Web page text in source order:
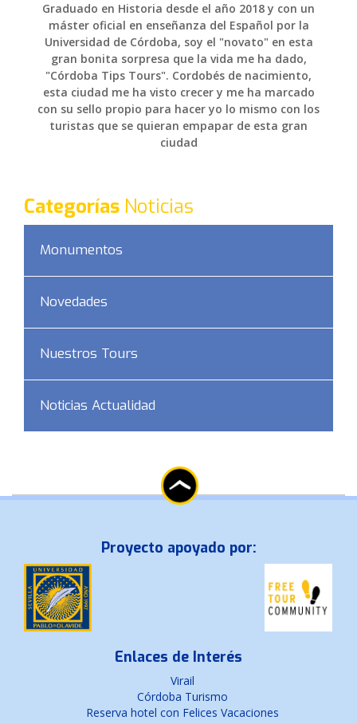
Graduado en Historia desde el año 2018 y con un
máster oficial en enseñanza del Español por la
Universidad de Córdoba, soy el "novato" en esta
gran bonita sorpresa que la vida me ha dado,
"Córdoba Tips Tours". Cordobés de nacimiento,
esta ciudad me ha visto crecer y me ha marcado
con su sello propio para hacer yo lo mismo con los
turistas que se quieran empapar de esta gran
ciudad
Categorías Noticias
Monumentos
Novedades
Nuestros Tours
Noticias Actualidad
Proyecto apoyado por:
Enlaces de Interés
Virail
Córdoba Turismo
Reserva hotel con Felices Vacaciones